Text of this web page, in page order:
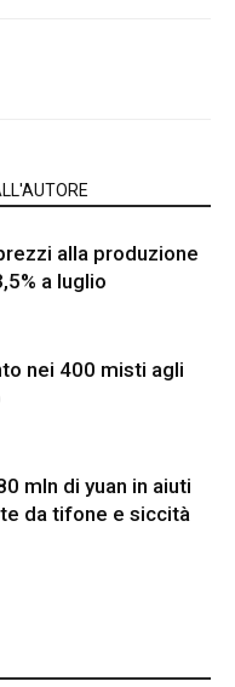
alla produzione
a luglio
nei 400 misti agli
mln di yuan in aiuti
da tifone e siccità